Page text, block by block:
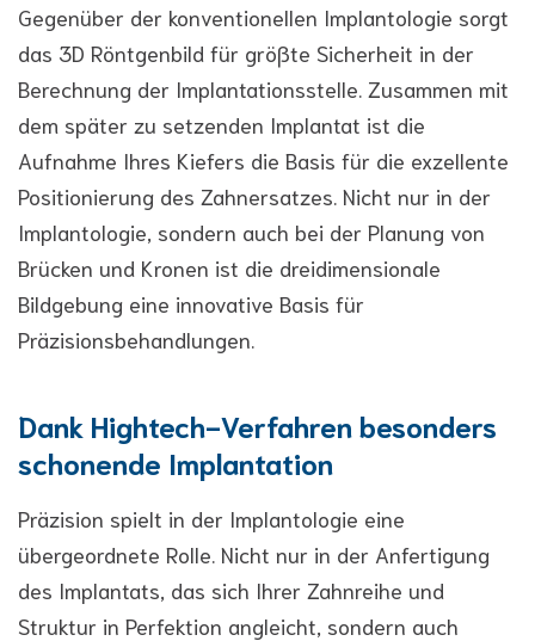
Gegenüber der konventionellen Implantologie sorgt
das 3D Röntgenbild für größte Sicherheit in der
Berechnung der Implantationsstelle. Zusammen mit
dem später zu setzenden Implantat ist die
Aufnahme Ihres Kiefers die Basis für die exzellente
Positionierung des Zahnersatzes. Nicht nur in der
Implantologie, sondern auch bei der Planung von
Brücken und Kronen ist die dreidimensionale
Bildgebung eine innovative Basis für
Präzisionsbehandlungen.
Dank Hightech-Verfahren besonders
schonende Implantation
Präzision spielt in der Implantologie eine
übergeordnete Rolle. Nicht nur in der Anfertigung
des Implantats, das sich Ihrer Zahnreihe und
Struktur in Perfektion angleicht, sondern auch